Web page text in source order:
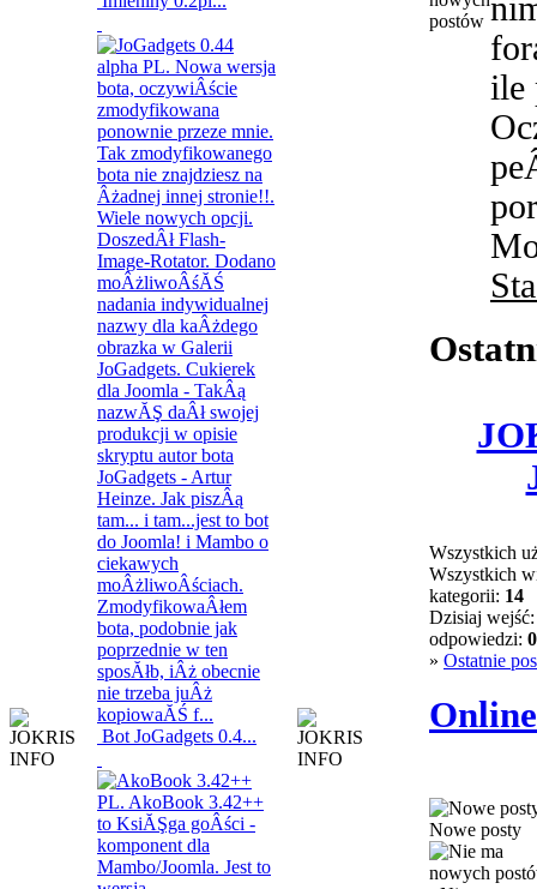
Bot JoGadgets 0.4...
ile
Wszystkich
Wszystkich
kategorii: 14
Dzisiaj
odpowiedzi: 0
» Ostatnie
Nowe posty